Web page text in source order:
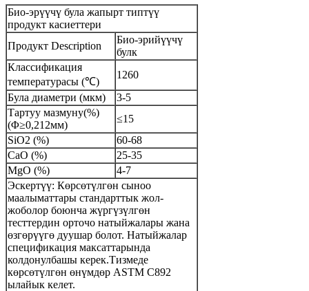
Био-эрүүчү була жапырт типтүү
продукт касиеттери
Продукт Description
Био-эрийүүчү
булк
Классификация
температурасы (℃)
1260
Була диаметри (мкм)
3-5
Тартуу мазмуну(%)
(Φ≥0,212мм)
≤15
SiO2 (%)
60-68
CaO (%)
25-35
MgO (%)
4-7
Эскертүү: Көрсөтүлгөн сыноо
маалыматтары стандарттык жол-
жоболор боюнча жүргүзүлгөн
тесттердин орточо натыйжалары жана
өзгөрүүгө дуушар болот. Натыйжалар
спецификация максаттарында
колдонулбашы керек.Тизмеде
көрсөтүлгөн өнүмдөр ASTM C892
ылайык келет.